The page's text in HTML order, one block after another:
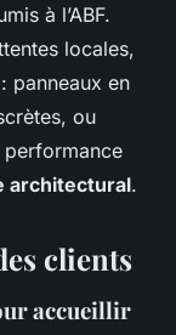
à l’ABF.
locales,
panneaux en
ou
architectural.
clients
accueillir